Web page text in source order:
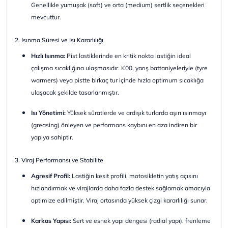
Genellikle yumuşak (soft) ve orta (medium) sertlik seçenekleri
mevcuttur.
2. Isınma Süresi ve Isı Kararlılığı
Hızlı Isınma: Pist lastiklerinde en kritik nokta lastiğin ideal
çalışma sıcaklığına ulaşmasıdır. K00, yarış battaniyeleriyle (tyre
warmers) veya pistte birkaç tur içinde hızla optimum sıcaklığa
ulaşacak şekilde tasarlanmıştır.
Isı Yönetimi: Yüksek süratlerde ve ardışık turlarda aşırı ısınmayı
(greasing) önleyen ve performans kaybını en aza indiren bir
yapıya sahiptir.
3. Viraj Performansı ve Stabilite
Agresif Profil: Lastiğin kesit profili, motosikletin yatış açısını
hızlandırmak ve virajlarda daha fazla destek sağlamak amacıyla
optimize edilmiştir. Viraj ortasında yüksek çizgi kararlılığı sunar.
Karkas Yapısı: Sert ve esnek yapı dengesi (radial yapı), frenleme